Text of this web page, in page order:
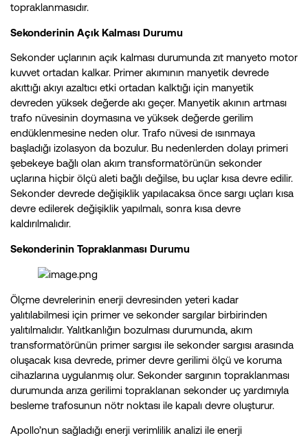
topraklanmasıdır.
Sekonderinin Açık Kalması Durumu
Sekonder uçlarının açık kalması durumunda zıt manyeto motor
kuvvet ortadan kalkar. Primer akımının manyetik devrede
akıttığı akıyı azaltıcı etki ortadan kalktığı için manyetik
devreden yüksek değerde akı geçer. Manyetik akının artması
trafo nüvesinin doymasına ve yüksek değerde gerilim
endüklenmesine neden olur. Trafo nüvesi de ısınmaya
başladığı izolasyon da bozulur. Bu nedenlerden dolayı primeri
şebekeye bağlı olan akım transformatörünün sekonder
uçlarına hiçbir ölçü aleti bağlı değilse, bu uçlar kısa devre edilir.
Sekonder devrede değişiklik yapılacaksa önce sargı uçları kısa
devre edilerek değişiklik yapılmalı, sonra kısa devre
kaldırılmalıdır.
Sekonderinin Topraklanması Durumu
Ölçme devrelerinin enerji devresinden yeteri kadar
yalıtılabilmesi için primer ve sekonder sargılar birbirinden
yalıtılmalıdır. Yalıtkanlığın bozulması durumunda, akım
transformatörünün primer sargısı ile sekonder sargısı arasında
oluşacak kısa devrede, primer devre gerilimi ölçü ve koruma
cihazlarına uygulanmış olur. Sekonder sargının topraklanması
durumunda arıza gerilimi topraklanan sekonder uç yardımıyla
besleme trafosunun nötr noktası ile kapalı devre oluşturur.
Apollo’nun sağladığı enerji verimlilik analizi ile enerji